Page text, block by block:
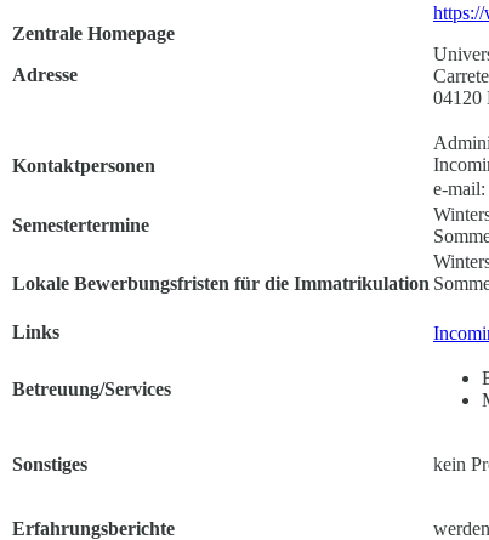
Zentrale Homepage
Adresse
04120
Kontaktpersonen
e-mail:
Semestertermine
Lokale Bewerbungsfristen für die Immatrikulation
Links
Betreuung/Services
Sonstiges kein
Erfahrungsberichte